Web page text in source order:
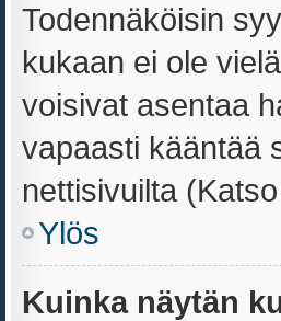
Todennäköisin
kukaan ei ole
voisivat asentaa
vapaasti kääntää
nettisivuilta
Ylös
Kuinka näytän